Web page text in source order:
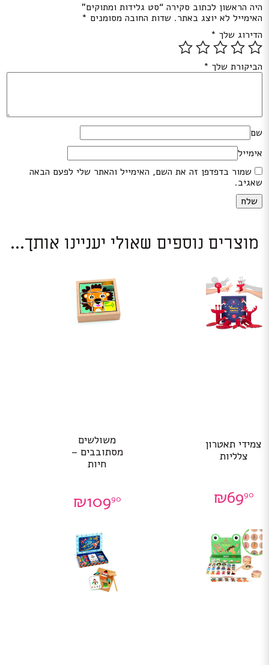
היה הראשון לכתוב סקירה “סט גלידות ומתוקים”
האימייל לא יוצג באתר. שדות החובה מסומנים *
הדירוג שלך *
הביקורת שלך *
שם
אימייל
שמור בדפדפן זה את השם, האימייל והאתר שלי לפעם הבאה
שאגיב.
מוצרים נוספים שאולי יעניינו אותך...
צמידי תאטרון
צלליות
₪6990
משולשים
מסתובבים –
חיות
₪10990